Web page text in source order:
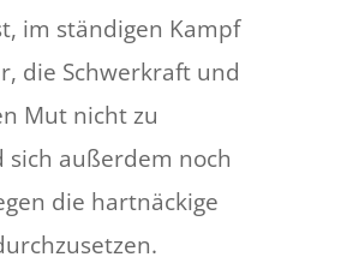
im ständigen Kampf
die Schwerkraft und
Mut nicht zu
außerdem noch
die hartnäckige